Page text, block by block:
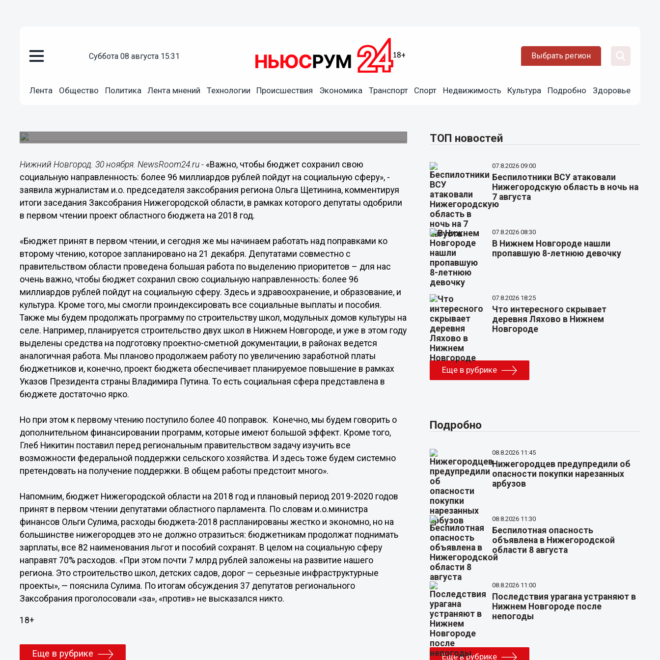
суббота 08 августа 15:31 Выбрать регион
Лента Общество Политика Лента мнений Технологии Происшествия Экономика Транспорт Спорт Недвижимость Культура Подробно Здоровье
30.11.2017 18:16
«Важно, чтобы бюджет сохранил свою социальную
направленность: более 96 миллиардов рублей пойдут на
Нижний Новгород. 30 ноября. NewsRoom24.ru - «Важно, чтобы бюджет сохранил свою
социальную направленность: более 96 миллиардов рублей пойдут на социальную сферу», -
заявила журналистам и.о. председателя заксобрания региона Ольга Щетинина, комментируя
итоги заседания Заксобрания Нижегородской области, в рамках которого депутаты одобрили
в первом чтении проект областного бюджета на 2018 год.
«Бюджет принят в первом чтении, и сегодня же мы начинаем работать над поправками ко
второму чтению, которое запланировано на 21 декабря. Депутатами совместно с
правительством области проведена большая работа по выделению приоритетов – для нас
очень важно, чтобы бюджет сохранил свою социальную направленность: более 96
миллиардов рублей пойдут на социальную сферу. Здесь и здравоохранение, и образование, и
культура. Кроме того, мы смогли проиндексировать все социальные выплаты и пособия.
Также мы будем продолжать программу по строительству школ, модульных домов культуры на
селе. Например, планируется строительство двух школ в Нижнем Новгороде, и уже в этом году
выделены средства на подготовку проектно-сметной документации, в районах ведется
аналогичная работа. Мы планово продолжаем работу по увеличению заработной платы
бюджетников и, конечно, проект бюджета обеспечивает планируемое повышение в рамках
Указов Президента страны Владимира Путина. То есть социальная сфера представлена в
бюджете достаточно ярко.
Но при этом к первому чтению поступило более 40 поправок. Конечно, мы будем говорить о
дополнительном финансировании программ, которые имеют большой эффект. Кроме того,
Глеб Никитин поставил перед региональным правительством задачу изучить все
возможности федеральной поддержки сельского хозяйства. И здесь тоже будем системно
претендовать на получение поддержки. В общем работы предстоит много».
Напомним, бюджет Нижегородской области на 2018 год и плановый период 2019-2020 годов
принят в первом чтении депутатами областного парламента. По словам и.о.министра
финансов Ольги Сулима, расходы бюджета-2018 распланированы жестко и экономно, но на
большинстве нижегородцев это не должно отразиться: бюджетникам продолжат поднимать
зарплаты, все 82 наименования льгот и пособий сохранят. В целом на социальную сферу
направят 70% расходов. «При этом почти 7 млрд рублей заложены на развитие нашего
региона. Это строительство школ, детских садов, дорог — серьезные инфраструктурные
проекты», — пояснила Сулима. По итогам обсуждения 37 депутатов регионального
Заксобрания проголосовали «за», «против» не высказался никто.
18+
Еще в рубрике
ТОП новостей
07.8.2026 09:00
Беспилотники ВСУ атаковали
Нижегородскую область в ночь на
7 августа
07.8.2026 08:30
В Нижнем Новгороде нашли
пропавшую 8-летнюю девочку
07.8.2026 18:25
Что интересного скрывает
деревня Ляхово в Нижнем
Новгороде
Еще в рубрике
Подробно
08.8.2026 11:45
Нижегородцев предупредили об
опасности покупки нарезанных
арбузов
08.8.2026 11:30
Беспилотная опасность
объявлена в Нижегородской
области 8 августа
08.8.2026 11:00
Последствия урагана устраняют в
Нижнем Новгороде после
непогоды
Еще в рубрике